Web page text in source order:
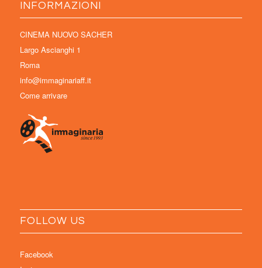
INFORMAZIONI
CINEMA NUOVO SACHER
Largo Ascianghi 1
Roma
info@immaginariaff.it
Come arrivare
FOLLOW US
Facebook